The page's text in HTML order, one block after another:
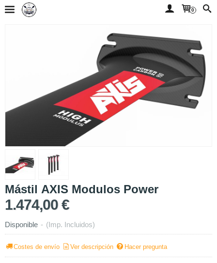
0
Mástil AXIS Modulos Power
1.474,00 €
Disponible - (Imp. Incluidos)
Costes de envío Ver descripción Hacer pregunta